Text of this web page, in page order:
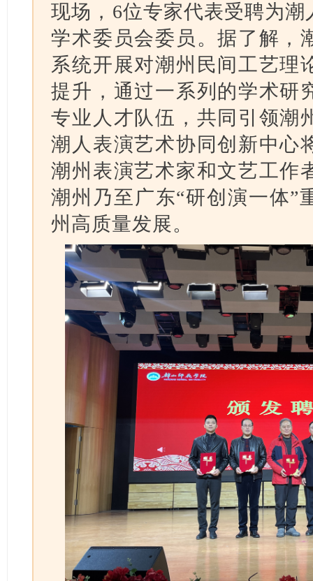
现场，6位专家代表受聘为
学术委员会委员。据了解，
系统开展对潮州民间工艺理
提升，通过一系列的学术研
专业人才队伍，共同引领潮
潮人表演艺术协同创新中心
潮州表演艺术家和文艺工作
潮州乃至广东“研创演一体”
州高质量发展。